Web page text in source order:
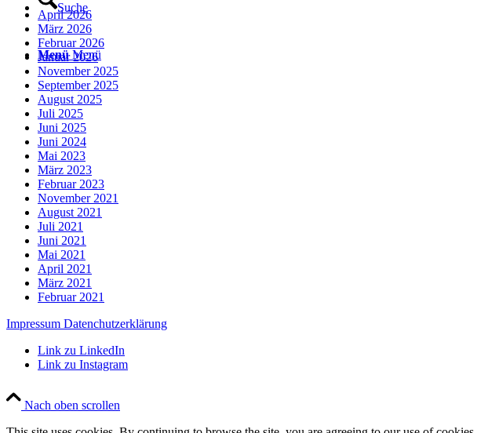
Suche
Menü Menü
April 2026
März 2026
Februar 2026
Januar 2026
November 2025
September 2025
August 2025
Juli 2025
Juni 2025
Juni 2024
Mai 2023
März 2023
Februar 2023
November 2021
August 2021
Juli 2021
Juni 2021
Mai 2021
April 2021
März 2021
Februar 2021
Impressum Datenchutzerklärung
Link zu LinkedIn
Link zu Instagram
Nach oben scrollen